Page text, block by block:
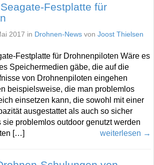
Festplatte für
2017 in Drohnen-News von Joost Thielsen
Festplatte für Drohnenpiloten Wäre es
Speichermedien gäbe, die auf die
von Drohnenpiloten eingehen
beispielsweise, die man problemlos
einsetzen kann, die sowohl mit einer
ausgestattet als auch so sicher
sie problemlos outdoor genutzt werden
[…]
weiterlesen →